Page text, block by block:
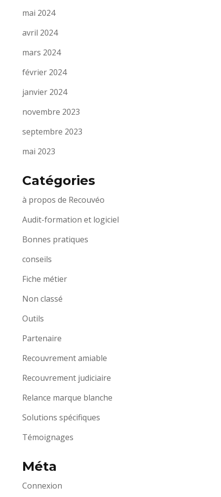
mai 2024
avril 2024
mars 2024
février 2024
janvier 2024
novembre 2023
septembre 2023
mai 2023
Catégories
à propos de Recouvéo
Audit-formation et logiciel
Bonnes pratiques
conseils
Fiche métier
Non classé
Outils
Partenaire
Recouvrement amiable
Recouvrement judiciaire
Relance marque blanche
Solutions spécifiques
Témoignages
Méta
Connexion